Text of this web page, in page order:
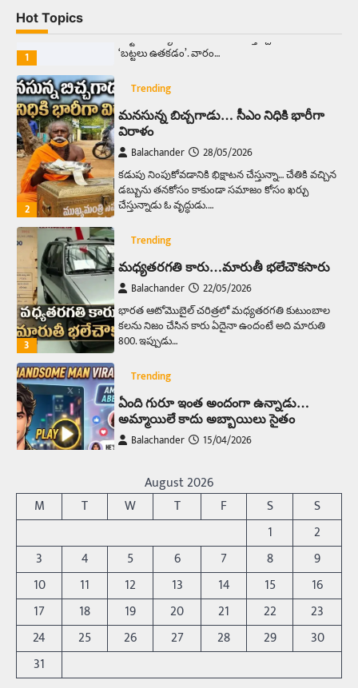
Hot Topics
1
సాఫ్ట్‌వేర్ ఉద్యోగి వరకు అందరికీ గుర్తొచ్చే మొదటి పని
‘బట్టలు ఉతకడం’. వారం…
2
Trending
మనసున్న బిచ్చగాడు… సీఎం నిధికి భారీగా
విరాళం
Balachander 28/05/2026
కడుపు నింపుకోవడానికి భిక్షాటన చేస్తున్నా… చేతికి వచ్చిన
డబ్బును తనకోసం కాకుండా సమాజం కోసం ఖర్చు
చేస్తున్నాడు ఓ వృద్ధుడు.…
3
Trending
మధ్యతరగతి కారు…మారుతీ భలేచౌకసారు
Balachander 22/05/2026
భారత ఆటోమొబైల్ చరిత్రలో మధ్యతరగతి కుటుంబాల
కలను నిజం చేసిన కారు ఏదైనా ఉందంటే అది మారుతి
800. ఇప్పుడు…
4
Trending
ఏంది గురూ ఇంత అందంగా ఉన్నాడు…
అమ్మాయిలే కాదు అబ్బాయిలు సైతం
Balachander 15/04/2026
బోమ్మ అని పిలుస్తాం. స్పెయిన్‌ అమ్మాయిలు చాలా
అందంగా ఉంటారనే నానుడి…
5
రోడ్డుపై ఏరులై పారిన బీర్లు… ఘాటుతో
మండుతున్న నోర్లు
Balachander 15/04/2026
ఉత్తర ప్రదేశ్‌లోని ఝాన్సీ జిల్లాలో ఒక వింతైన రోడ్డు
ప్రమాదం చోటుచేసుకుంది. ఝాన్సీ–కాన్పూర్ జాతీయ
రహదారిపై వేల సంఖ్యలో బీరు…
Trending
August 2026
M
T W T F S
S
1
2
3
4 5 6 7 8
9
10
11 12 13 14 15
16
17
18 19 20 21 22
23
24
25 26 27 28 29
30
31